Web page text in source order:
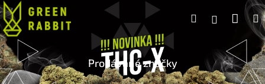
Přejít
na
obsah
Hledat
Prodávané značky